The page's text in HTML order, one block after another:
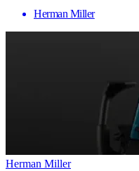
Herman Miller
Herman Miller